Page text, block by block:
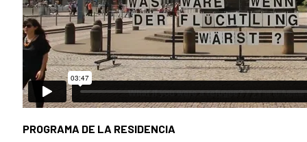
PROGRAMA DE LA RESIDENCIA